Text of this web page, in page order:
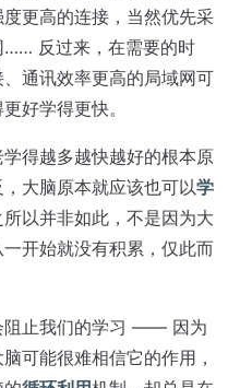
更高的连接，当然优先采
…… 反过来，在需要的时
通讯效率更高的局域网可
好学得更快。
得越多越快越好的根本原
大脑原本就应该也可以学
以并非如此，不是因为大
开始就没有积累，仅此而
阻止我们的学习 —— 因为
可能很难相信它的作用，